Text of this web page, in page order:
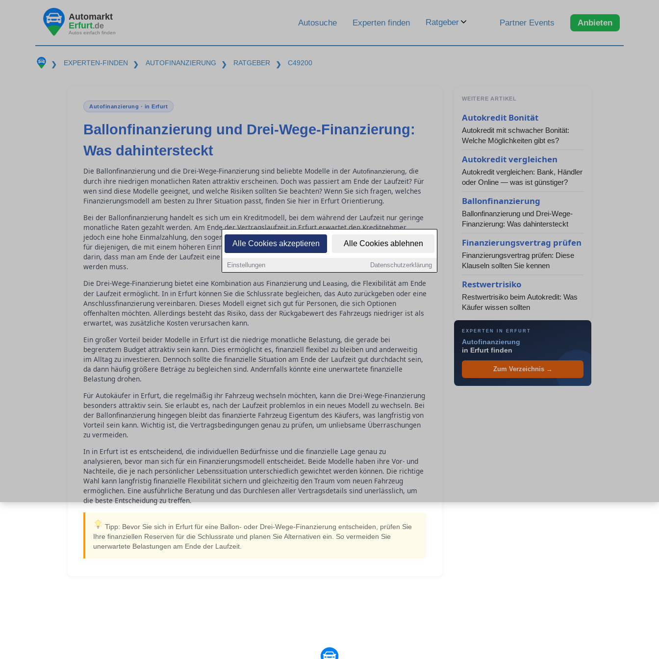
Alle Cookies akzeptieren Alle Cookies ablehnen
Einstellungen Datenschutzerklärung
Automarkt
Erfurt.de
Autos einfach finden
Autosuche Experten finden Ratgeber Partner Events Anbieten
❯ EXPERTEN-FINDEN ❯ AUTOFINANZIERUNG ❯ RATGEBER ❯ C49200
Autofinanzierung · in Erfurt
Ballonfinanzierung und Drei-Wege-Finanzierung:
Was dahintersteckt
Die Ballonfinanzierung und die Drei-Wege-Finanzierung sind beliebte Modelle in der Autofinanzierung, die
durch ihre niedrigen monatlichen Raten attraktiv erscheinen. Doch was passiert am Ende der Laufzeit? Für
wen sind diese Modelle geeignet, und welche Risiken sollten Sie beachten? Wenn Sie sich fragen, welches
Finanzierungsmodell am besten zu Ihrer Situation passt, finden Sie hier in Erfurt Orientierung.
Bei der Ballonfinanzierung handelt es sich um ein Kreditmodell, bei dem während der Laufzeit nur geringe
monatliche Raten gezahlt werden. Am Ende der Vertragslaufzeit in Erfurt erwartet den Kreditnehmer
jedoch eine hohe Einmalzahlung, den sogenannten Ballon. Diese Finanzierungsform eignet sich vor allem
für diejenigen, die mit einem höheren Einmalbetrag am Laufzeitende planen können. Das Risiko besteht
darin, dass man am Ende der Laufzeit eine große Summe aufbringen muss, die in vielen Fällen finanziert
werden muss.
Die Drei-Wege-Finanzierung bietet eine Kombination aus Finanzierung und Leasing, die Flexibilität am Ende
der Laufzeit ermöglicht. In in Erfurt können Sie die Schlussrate begleichen, das Auto zurückgeben oder eine
Anschlussfinanzierung vereinbaren. Dieses Modell eignet sich gut für Personen, die sich Optionen
offenhalten möchten. Allerdings besteht das Risiko, dass der Rückgabewert des Fahrzeugs niedriger ist als
erwartet, was zusätzliche Kosten verursachen kann.
Ein großer Vorteil beider Modelle in Erfurt ist die niedrige monatliche Belastung, die gerade bei
begrenztem Budget attraktiv sein kann. Dies ermöglicht es, finanziell flexibel zu bleiben und anderweitig
im Alltag zu investieren. Dennoch sollte die finanzielle Situation am Ende der Laufzeit gut durchdacht sein,
da dann häufig größere Beträge zu begleichen sind. Andernfalls könnte eine unerwartete finanzielle
Belastung drohen.
Für Autokäufer in Erfurt, die regelmäßig ihr Fahrzeug wechseln möchten, kann die Drei-Wege-Finanzierung
besonders attraktiv sein. Sie erlaubt es, nach der Laufzeit problemlos in ein neues Modell zu wechseln. Bei
der Ballonfinanzierung hingegen bleibt das finanzierte Fahrzeug Eigentum des Käufers, was langfristig von
Vorteil sein kann. Wichtig ist, die Vertragsbedingungen genau zu prüfen, um unliebsame Überraschungen
zu vermeiden.
In in Erfurt ist es entscheidend, die individuellen Bedürfnisse und die finanzielle Lage genau zu
analysieren, bevor man sich für ein Finanzierungsmodell entscheidet. Beide Modelle haben ihre Vor- und
Nachteile, die je nach persönlicher Lebenssituation unterschiedlich gewichtet werden können. Die richtige
Wahl kann langfristig finanzielle Flexibilität sichern und gleichzeitig den Traum vom neuen Fahrzeug
ermöglichen. Eine ausführliche Beratung und das Durchlesen aller Vertragsdetails sind unerlässlich, um
die beste Entscheidung zu treffen.
Tipp: Bevor Sie sich in Erfurt für eine Ballon- oder Drei-Wege-Finanzierung entscheiden, prüfen Sie
Ihre finanziellen Reserven für die Schlussrate und planen Sie Alternativen ein. So vermeiden Sie
unerwartete Belastungen am Ende der Laufzeit.
WEITERE ARTIKEL
Autokredit Bonität
Autokredit mit schwacher Bonität:
Welche Möglichkeiten gibt es?
Autokredit vergleichen
Autokredit vergleichen: Bank, Händler
oder Online — was ist günstiger?
Ballonfinanzierung
Ballonfinanzierung und Drei-Wege-
Finanzierung: Was dahintersteckt
Finanzierungsvertrag prüfen
Finanzierungsvertrag prüfen: Diese
Klauseln sollten Sie kennen
Restwertrisiko
Restwertrisiko beim Autokredit: Was
Käufer wissen sollten
EXPERTEN IN ERFURT
Autofinanzierung
in Erfurt finden
Zum Verzeichnis →